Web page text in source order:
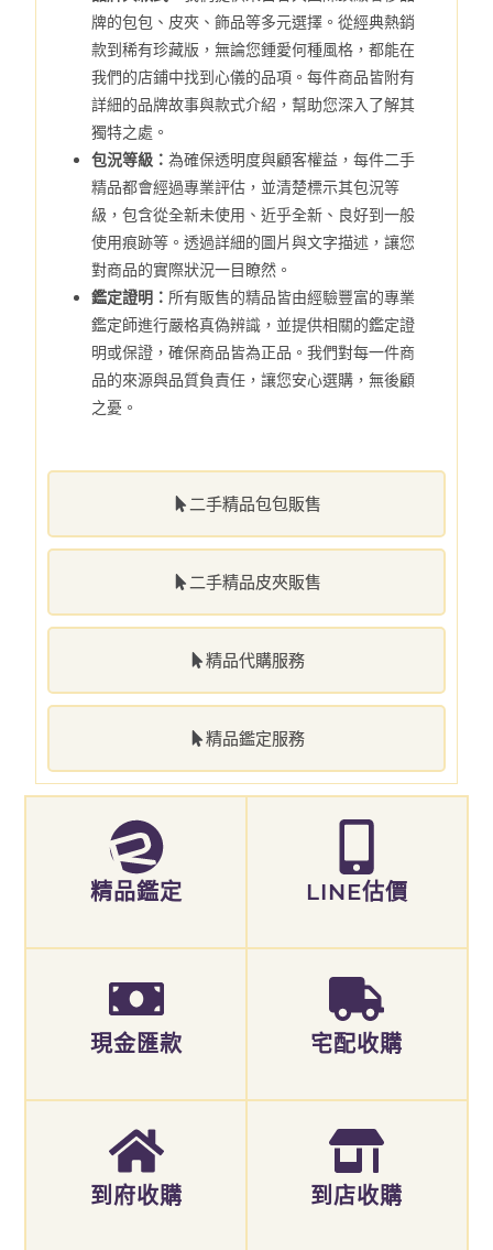
二手精品包包販售
二手精品皮夾販售
精品代購服務
精品鑑定服務
牌的包包、皮夾、飾品等多元選擇。從經典熱銷
款到稀有珍藏版，無論您鍾愛何種風格，都能在
我們的店鋪中找到心儀的品項。每件商品皆附有
詳細的品牌故事與款式介紹，幫助您深入了解其
獨特之處。
包況等級：為確保透明度與顧客權益，每件二手
精品都會經過專業評估，並清楚標示其包況等
級，包含從全新未使用、近乎全新、良好到一般
使用痕跡等。透過詳細的圖片與文字描述，讓您
對商品的實際狀況一目瞭然。
鑑定證明： 所有販售的精品皆由經驗豐富的專業
鑑定師進行嚴格真偽辨識，並提供相關的鑑定證
明或保證，確保商品皆為正品。我們對每一件商
品的來源與品質負責任，讓您安心選購，無後顧
之憂。
精品鑑定 LINE估價
現金匯款 宅配收購
到府收購 到店收購